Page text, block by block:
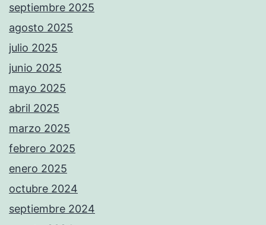
septiembre 2025
agosto 2025
julio 2025
junio 2025
mayo 2025
abril 2025
marzo 2025
febrero 2025
enero 2025
octubre 2024
septiembre 2024